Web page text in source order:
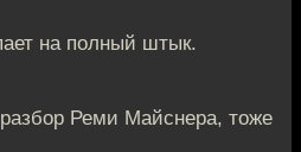
на полный штык.
Реми Майснера, тоже